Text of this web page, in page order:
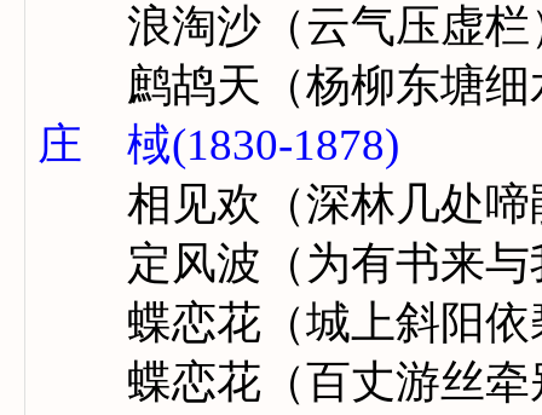
浪淘沙（云气压虚栏
鹧鸪天（杨柳东塘细
庄 棫(1830-1878)
相见欢（深林几处啼
定风波（为有书来与
蝶恋花（城上斜阳依
蝶恋花（百丈游丝牵